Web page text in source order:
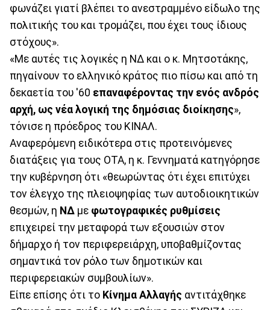
φωνάζει γιατί βλέπει το ανεστραμμένο είδωλο της
πολιτικής του και τρομάζει, που έχει τους ίδιους
στόχους».
«Με αυτές τις λογικές η ΝΔ και ο κ. Μητσοτάκης,
πηγαίνουν το ελληνικό κράτος πιο πίσω και από τη
δεκαετία του '60 επαναφέροντας την ενός ανδρός
αρχή, ως νέα λογική της δημόσιας διοίκησης»,
τόνισε η πρόεδρος του ΚΙΝΑΛ.
Αναφερόμενη ειδικότερα στις προτεινόμενες
διατάξεις για τους ΟΤΑ, η κ. Γεννηματά κατηγόρησε
την κυβέρνηση ότι «θεωρώντας ότι έχει επιτύχει
τον έλεγχο της πλειοψηφίας των αυτοδιοικητικών
θεσμών, η ΝΔ με φωτογραφικές ρυθμίσεις
επιχειρεί την μεταφορά των εξουσιών στον
δήμαρχο ή τον περιφερειάρχη, υποβαθμίζοντας
σημαντικά τον ρόλο των δημοτικών και
περιφερειακών συμβουλίων».
Είπε επίσης ότι το Κίνημα Αλλαγής αντιτάχθηκε